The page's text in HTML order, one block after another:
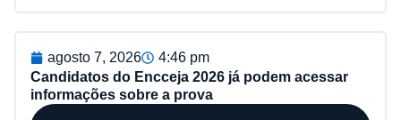
agosto 7, 2026
4:46 pm
Candidatos do Encceja 2026 já podem acessar
informações sobre a prova